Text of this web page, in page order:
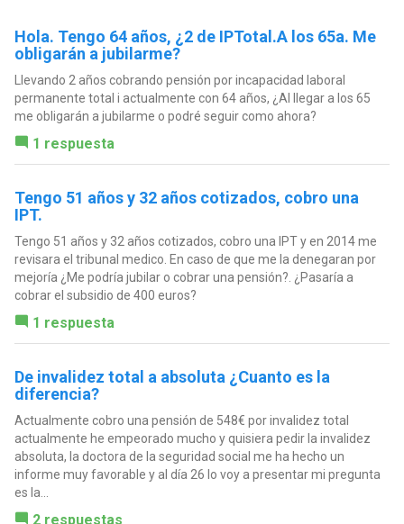
Hola. Tengo 64 años, ¿2 de IPTotal.A los 65a. Me
obligarán a jubilarme?
Llevando 2 años cobrando pensión por incapacidad laboral
permanente total i actualmente con 64 años, ¿Al llegar a los 65
me obligarán a jubilarme o podré seguir como ahora?
1 respuesta
Tengo 51 años y 32 años cotizados, cobro una
IPT.
Tengo 51 años y 32 años cotizados, cobro una IPT y en 2014 me
revisara el tribunal medico. En caso de que me la denegaran por
mejoría ¿Me podría jubilar o cobrar una pensión?. ¿Pasaría a
cobrar el subsidio de 400 euros?
1 respuesta
De invalidez total a absoluta ¿Cuanto es la
diferencia?
Actualmente cobro una pensión de 548€ por invalidez total
actualmente he empeorado mucho y quisiera pedir la invalidez
absoluta, la doctora de la seguridad social me ha hecho un
informe muy favorable y al día 26 lo voy a presentar mi pregunta
es la...
2 respuestas